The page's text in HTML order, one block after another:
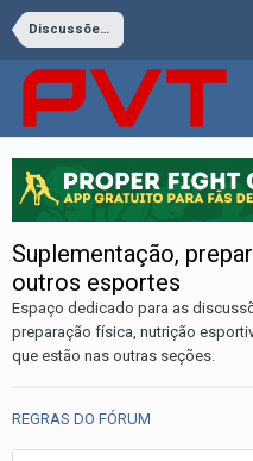
Discussões Gerais e Treinamento
Suplementação,
outros esportes
Espaço dedicado para as
preparação física, nutrição
que estão nas outras seções.
REGRAS DO FÓRUM